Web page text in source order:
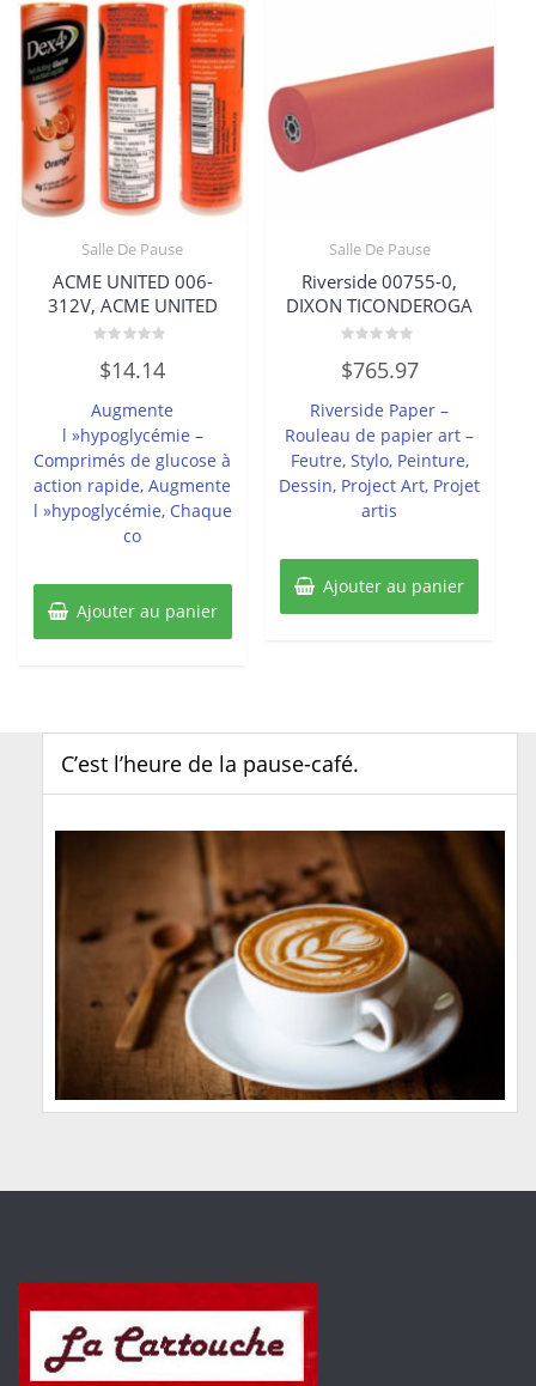
Salle De Pause
ACME UNITED 006-
312V, ACME UNITED
0
sur
$14.14
Augmente
l »hypoglycémie –
Comprimés de glucose à
action rapide, Augmente
l »hypoglycémie, Chaque
co
Ajouter au panier
Salle De Pause
Riverside 00755-0,
DIXON TICONDEROGA
0
sur
$765.97
Riverside Paper –
Rouleau de papier art –
Feutre, Stylo, Peinture,
Dessin, Project Art, Projet
artis
Ajouter au panier
C’est l’heure de la pause-café.